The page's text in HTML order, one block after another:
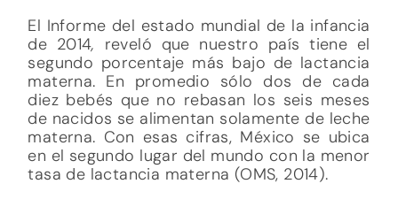
El Informe del estado mundial de la infancia
de 2014, reveló que nuestro país tiene el
segundo porcentaje más bajo de lactancia
materna. En promedio sólo dos de cada
diez bebés que no rebasan los seis meses
de nacidos se alimentan solamente de leche
materna. Con esas cifras, México se ubica
en el segundo lugar del mundo con la menor
tasa de lactancia materna (OMS, 2014).